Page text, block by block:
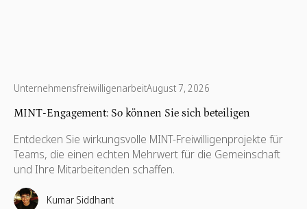
UnternehmensfreiwilligenarbeitAugust 7, 2026
MINT-Engagement: So können Sie sich beteiligen
Entdecken Sie wirkungsvolle MINT-Freiwilligenprojekte für
Teams, die einen echten Mehrwert für die Gemeinschaft
und Ihre Mitarbeitenden schaffen.
Kumar Siddhant